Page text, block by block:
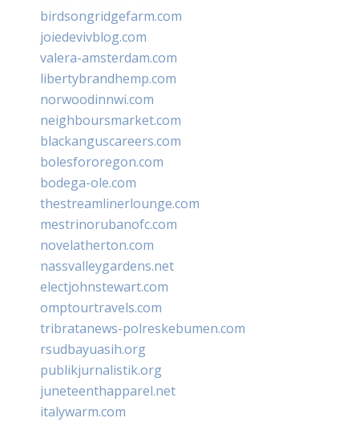
birdsongridgefarm.com
joiedevivblog.com
valera-amsterdam.com
libertybrandhemp.com
norwoodinnwi.com
neighboursmarket.com
blackanguscareers.com
bolesfororegon.com
bodega-ole.com
thestreamlinerlounge.com
mestrinorubanofc.com
novelatherton.com
nassvalleygardens.net
electjohnstewart.com
omptourtravels.com
tribratanews-polreskebumen.com
rsudbayuasih.org
publikjurnalistik.org
juneteenthapparel.net
italywarm.com